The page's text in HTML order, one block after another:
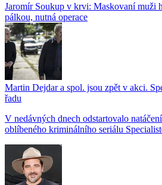
Jaromír Soukup v krvi: Maskovaní muži
pálkou, nutná operace
Martin Dejdar a spol. jsou zpět v akci.
řadu
V nedávných dnech odstartovalo
oblíbeného kriminálního seriálu